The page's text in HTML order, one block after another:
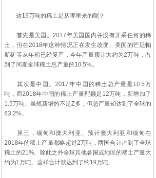
这19万吨的稀土是从哪里来的呢？
首先是美国。2017年美国国内并没有开采任何的稀
土，但在2018年这种情况正在发生改变。美国的芒廷帕
斯矿等从年初已经复产，今年产量预计大约为2万吨，占
到了同期全球稀土总产量的10.5%。
其次是中国。2017年中国的稀土总产量是10.5万
吨，而2018年中国的稀土产量配额是12万吨，新增加了
1.5万吨。虽然新增的不是Z多，但总产量却达到了全球的
63.2%。
第三，缅甸和澳大利亚。预计澳大利亚和缅甸在
2018年的稀土产量都略超过2万吨，两国合计占到了全球
稀土的21%。除此之外全球其他各国或地区的稀土产量大
约为1万吨。这样合计就达到了约19万吨。